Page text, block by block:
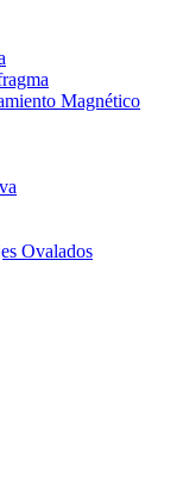
Magnético
Ovalados